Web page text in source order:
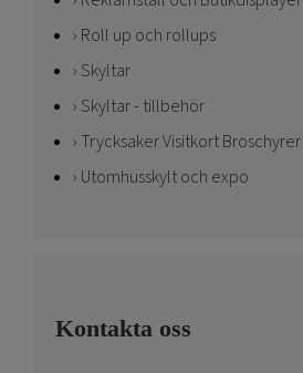
Roll up och rollups
Skyltar
Skyltar - tillbehör
Trycksaker Visitkort Broschyrer
Utomhusskylt och expo
Kontakta oss